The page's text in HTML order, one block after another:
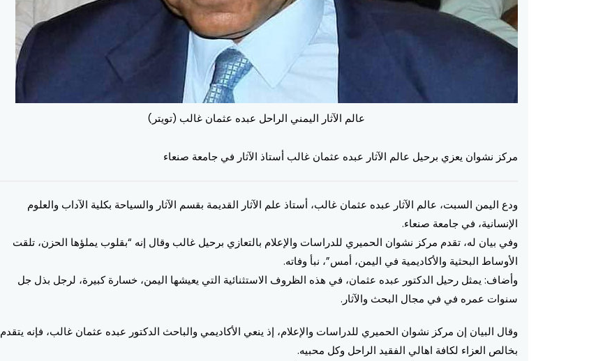
عالم الآثار اليمني الراحل عبده عثمان غالب (تويتر)
مركز نشوان يعزي برحيل عالم الآثار عبده عثمان غالب أستاذ الآثار في جامعة صنعاء
ودع اليمن السبت، عالم الآثار عبده عثمان غالب، أستاذ علم الآثار القديمة بقسم الآثار والسياحة بكلية الآداب والعلوم
الإنسانية، في جامعة صنعاء.
وفي بيان له، تقدم مركز نشوان الحميري للدراسات والإعلام بالتعازي برحيل غالب وقال إنه “‏بقلوب يملؤها الحزن، تلقت
الأوساط البحثية والأكاديمية في اليمن، أمس”، نبأ وفاته.
وأضاف: ‏يمثل رحيل الدكتور عبده عثمان، في هذه الظروف الاستثنائية التي يعيشها اليمن، خسارة كبيرة، لرجل بذل جل
سنوات عمره في في مجال البحث والآثار.
وقال البيان إن مركز نشوان الحميري للدراسات والإعلام، إذ ينعي الأكاديمي والباحث الدكتور عبده عثمان غالب، فإنه يتقدم
بخالص العزاء لكافة اهالي الفقيد الراحل وكل محبيه.